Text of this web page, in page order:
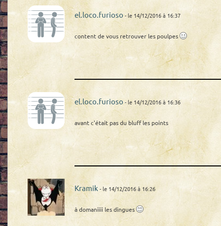
el.loco.furioso - le 14/12/2016 à 16:37
content de vous retrouver les poulpes
el.loco.furioso - le 14/12/2016 à 16:36
avant c'était pas du bluff les points
Kramik - le 14/12/2016 à 16:26
à domaniiii les dingues